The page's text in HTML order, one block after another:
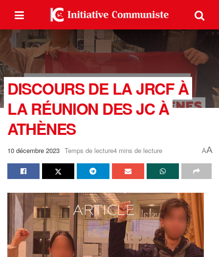
DISCOURS DE LA JRCF À
LA RÉUNION DES JC À
ATHÈNES
10 décembre 2023 Temps de lecture4 mins de lecture AA